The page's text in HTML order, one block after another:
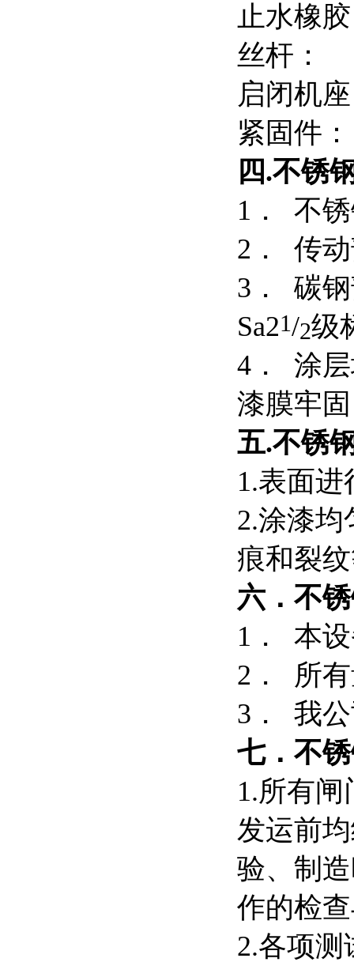
止水橡
丝杆
启闭机
紧
四.不锈
1． 不
2． 传
3． 碳
Sa21/2级
4． 涂
漆膜牢
五.不锈
1.表面
2.涂漆
痕和裂
六． 不
1． 本
2． 所
3． 我公
七． 不
1.所有
发运前
验、制
作的检
2.各项